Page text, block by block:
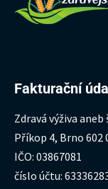
Fakturační
Zdravá výživa
Příkop 4, Brno 602
IČO: 03867081
číslo účtu: